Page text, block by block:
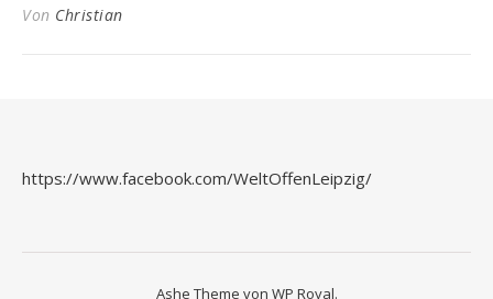
Von Christian
https://www.facebook.com/WeltOffenLeipzig/
Ashe Theme von WP Royal.